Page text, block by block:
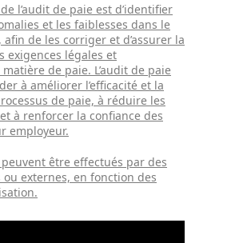
l’audit de paie est d’identifier
et les faiblesses dans le
de les corriger et d’assurer la
exigences légales et
de paie. L’audit de paie
à améliorer l’efficacité et la
de paie, à réduire les
à renforcer la confiance des
employeur.
être effectués par des
externes, en fonction des